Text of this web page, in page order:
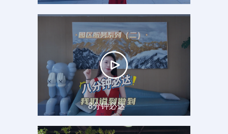
8分钟必达